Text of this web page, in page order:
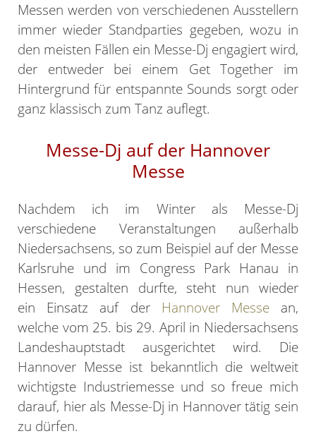
Messen werden von verschiedenen Ausstellern
immer wieder Standparties gegeben, wozu in
den meisten Fällen ein Messe-Dj engagiert wird,
der entweder bei einem Get Together im
Hintergrund für entspannte Sounds sorgt oder
ganz klassisch zum Tanz auflegt.
Messe-Dj auf der Hannover
Messe
Nachdem ich im Winter als Messe-Dj
verschiedene Veranstaltungen außerhalb
Niedersachsens, so zum Beispiel auf der Messe
Karlsruhe und im Congress Park Hanau in
Hessen, gestalten durfte, steht nun wieder
ein Einsatz auf der Hannover Messean,
welche vom 25. bis 29. April in Niedersachsens
Landeshauptstadt ausgerichtet wird. Die
Hannover Messe ist bekanntlich die weltweit
wichtigste Industriemesse und so freue mich
darauf, hier als Messe-Dj in Hannover tätig sein
zu dürfen.